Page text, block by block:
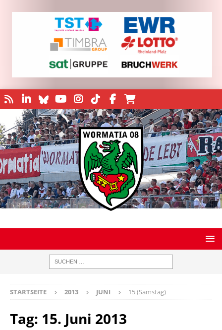
STARTSEITE 2013 JUNI 15 (Samstag)
Tag: 15. Juni 2013